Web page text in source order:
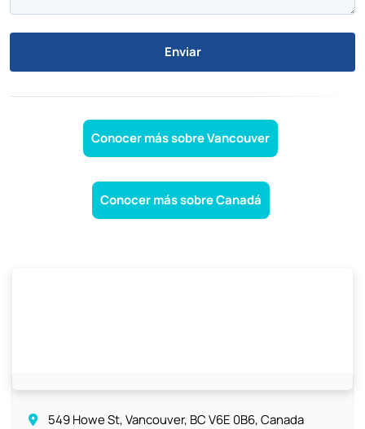
Enviar
Conocer más sobre Vancouver
Conocer más sobre Canadá
549 Howe St, Vancouver, BC V6E 0B6, Canada